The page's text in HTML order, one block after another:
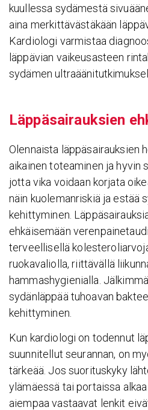
kuullessa sydämestä
aina merkittävästäkään
Kardiologi varmistaa
läppävian vaikeusasteen
sydämen
Läppä­sai­rauk­sien
Olennaista läppäsairauksien
aikainen toteaminen ja hyvin
jotta vika voidaan korjata
näin kuolemanriskiä ja estää
kehittyminen.
ehkäisemään
terveellisellä
ruokavaliolla, riittävällä
hammashygienialla.
sydänläppää tuhoavan
kehittyminen.
Kun kardiologi on todennut
suunnitellut seurannan, on
tärkeää. Jos suorituskyky
ylämäessä tai portaissa
aiempaa vastaavat lenkit